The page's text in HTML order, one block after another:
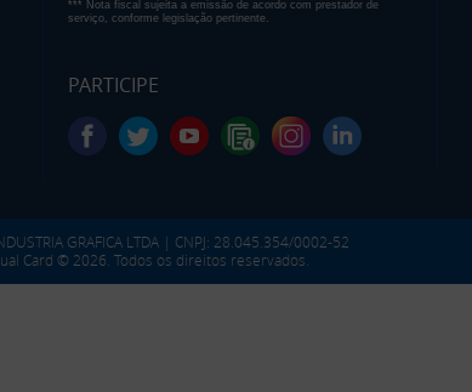
*** Nota fiscal sujeita a emissão de acordo com prestador de
serviço, conforme legislação pertinente.
PARTICIPE
GRAFICA LTDA | CNPJ: 28.045.354/0002-52
Card © 2026. Todos os direitos reservados.